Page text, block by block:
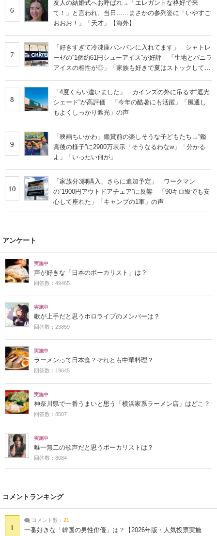
6
友人の結婚式へお呼ばれ→「エレガントな格好で来
て！」と言われ、当日……まさかの参列姿に「いやすご
おおお！」「天才」【海外】
7
「好きすぎて冷凍庫パンパンに入れてます」 シャトレ
ーゼの“1個約61円シューアイス”が好評 「生地とバニラ
アイスの相性が◎」「家族も好きで夏はストックして
8
「4度くらい違いました」 カインズの外に吊るす“遮光
シェード”が高評価 「今年の酷暑にも活躍」「風通し
もよくしっかり遮光」の声
9
「映画ちいかわ」鑑賞前の楽しそうな子どもたち→“鑑
賞後の様子”に2900万表示「そうなるわなw」「分かる
よ」「いったい何が」
10
「家族分3脚購入、さらに追加予定」 ワークマン
の“1900円アウトドアチェア”に反響 「90キロ級でも安
心して座れた」「キャンプの1軍」の声
アンケート
実施中
声が好きな「日本のボーカリスト」は？
回答数：49465
実施中
歌が上手だと思うホロライブのメンバーは？
回答数：23859
実施中
ラーメンって日本食？それとも中華料理？
回答数：19645
実施中
神奈川県で一番うまいと思う「横浜家系ラーメン店」はどこ？
回答数：8507
実施中
唯一無二の歌声だと思うボーカリストは？
回答数：8084
コメントランキング
1
コメント数： 21
一番好きな「韓国の男性俳優」は？【2026年版・人気投票実施